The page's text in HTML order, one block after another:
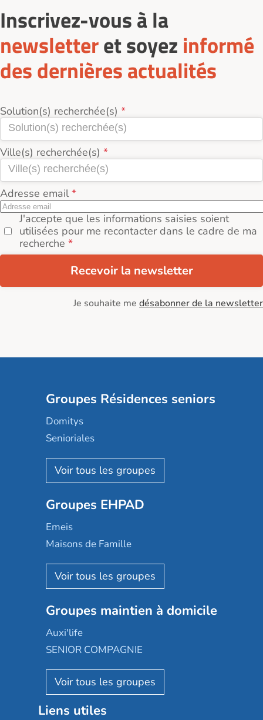
Inscrivez-vous à la
newsletteret soyez informé
des dernières actualités
Solution(s) recherchée(s)
Ville(s) recherchée(s)
Adresse email
J'accepte que les informations saisies soient
utilisées pour me recontacter dans le cadre de ma
recherche
Recevoir la newsletter
Je souhaite me désabonner de la newsletter
Groupes Résidences seniors
Domitys
Senioriales
Nohée
Les Résidentiels
Mobicap
Domusvi
Happy Senior
Aquarelia
Nexity edenea
Les jardins d'Arcadie
Occitalia
Appartseniors
Reseda
Stella management
Les villages d'or
Groupes EHPAD
Emeis
Maisons de Famille
Korian
Emera
Groupe SOS
Le Noble Âge
Almage
Résidalya
Groupe aplus
Groupes maintien à domicile
Auxi'life
SENIOR COMPAGNIE
AGE D'OR Services
Liens utiles